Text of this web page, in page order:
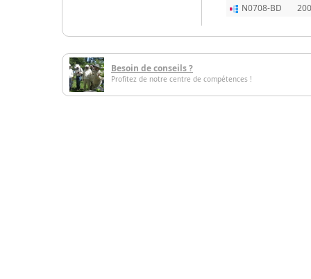
N0708-BD
Besoin de conseils ?
Profitez de notre centre de compétences !